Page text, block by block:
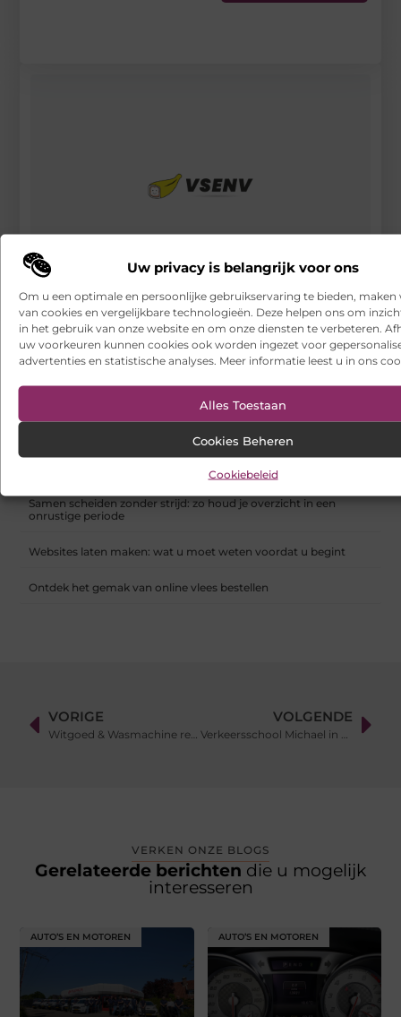
Uw privacy is belangrijk voor ons
Om u een optimale en persoonlijke gebruikservaring te bieden, maken
van cookies en vergelijkbare technologieën. Deze helpen ons om
in het gebruik van onze website en om onze diensten te verbeteren.
uw voorkeuren kunnen cookies ook worden ingezet voor
advertenties en statistische analyses. Meer informatie leest u in ons
Alles Toestaan
Cookies Beheren
Cookiebeleid
Autorijden, wat komt er allemaal bij kijken?
RECENTE BERICHTEN
Een leverancier van alcoholische producten die met u
meeschaalt
Hoe franchiseketens lokale Google Ads budgetten centraal en
Een buitenkat of binnenkat? Dezelfde dierenarts voor uw kat
Samen scheiden zonder strijd: zo houd je overzicht in een
onrustige periode
Websites laten maken: wat u moet weten voordat u begint
Ontdek het gemak van online vlees bestellen
VORIGE
Witgoed & Wasmachine reparatie Almere
VOLGENDE
Verkeersschool Michael in Tilburg voor de beste rijlessen
VERKEN ONZE BLOGS
Gerelateerde berichten die u mogelijk
interesseren
AUTO’S EN MOTOREN AUTO’S EN MOTOREN